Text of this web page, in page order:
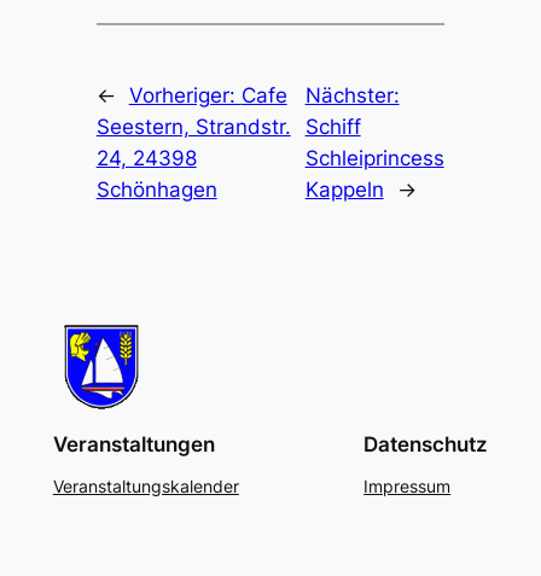
← Vorheriger: Cafe
Seestern, Strandstr.
24, 24398
Schönhagen
Nächster:
Schiff
Schleiprincess
Kappeln
→
Veranstaltungen
Veranstaltungskalender
Datenschutz
Impressum